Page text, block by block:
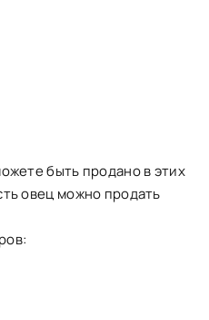
быть продано в этих
овец можно продать